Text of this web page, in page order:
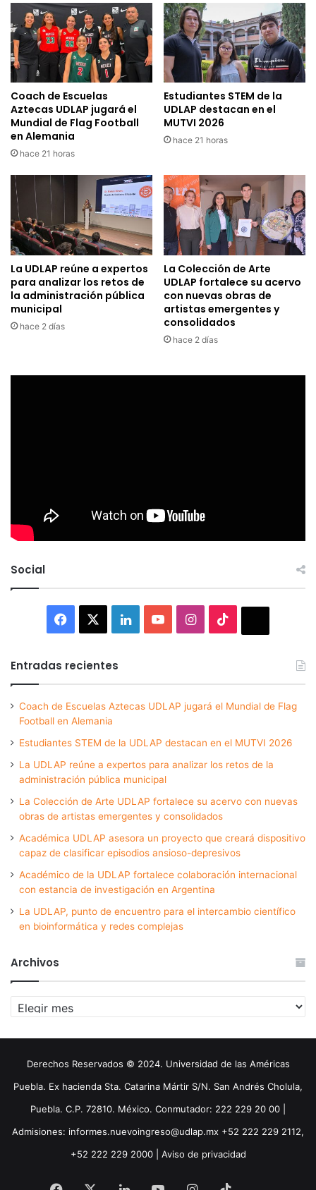
Coach de Escuelas
Aztecas UDLAP jugará el
Mundial de Flag Football
en Alemania
hace 21 horas
Estudiantes STEM de la
UDLAP destacan en el
MUTVI 2026
hace 21 horas
La UDLAP reúne a expertos
para analizar los retos de
la administración pública
municipal
hace 2 días
La Colección de Arte
UDLAP fortalece su acervo
con nuevas obras de
artistas emergentes y
consolidados
hace 2 días
Social
Facebook LinkedInYouTubeInstagram
Entradas recientes
Coach de Escuelas Aztecas UDLAP jugará el Mundial de Flag
Football en Alemania
Estudiantes STEM de la UDLAP destacan en el MUTVI 2026
La UDLAP reúne a expertos para analizar los retos de la
administración pública municipal
La Colección de Arte UDLAP fortalece su acervo con nuevas
obras de artistas emergentes y consolidados
Académica UDLAP asesora un proyecto que creará dispositivo
capaz de clasificar episodios ansioso-depresivos
Académico de la UDLAP fortalece colaboración internacional
con estancia de investigación en Argentina
La UDLAP, punto de encuentro para el intercambio científico
en bioinformática y redes complejas
Archivos
Archivos
Derechos Reservados © 2024. Universidad de las Américas
Puebla. Ex hacienda Sta. Catarina Mártir S/N. San Andrés Cholula,
Puebla. C.P. 72810. México. Conmutador: 222 229 20 00 |
Admisiones: informes.nuevoingreso@udlap.mx +52 222 229 2112,
+52 222 229 2000 | Aviso de privacidad